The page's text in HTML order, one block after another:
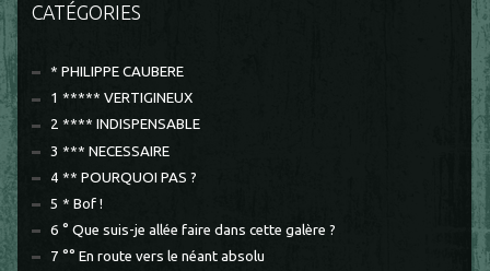
CATÉGORIES
* PHILIPPE CAUBERE
1 ***** VERTIGINEUX
2 **** INDISPENSABLE
3 *** NECESSAIRE
4 ** POURQUOI PAS ?
5 * Bof !
6 ° Que suis-je allée faire dans cette galère ?
7 °° En route vers le néant absolu